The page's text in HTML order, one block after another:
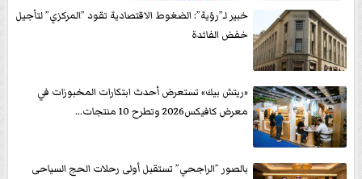
خبير لـ”رؤية”: الضغوط الاقتصادية تقود ”المركزي” لتأجيل
خفض الفائدة
«ريتش بيك» تستعرض أحدث ابتكارات المخبوزات في
معرض كافيكس2026 وتطرح 10 منتجات...
بالصور ”الراجحي” تستقبل أولى رحلات الحج السياحى